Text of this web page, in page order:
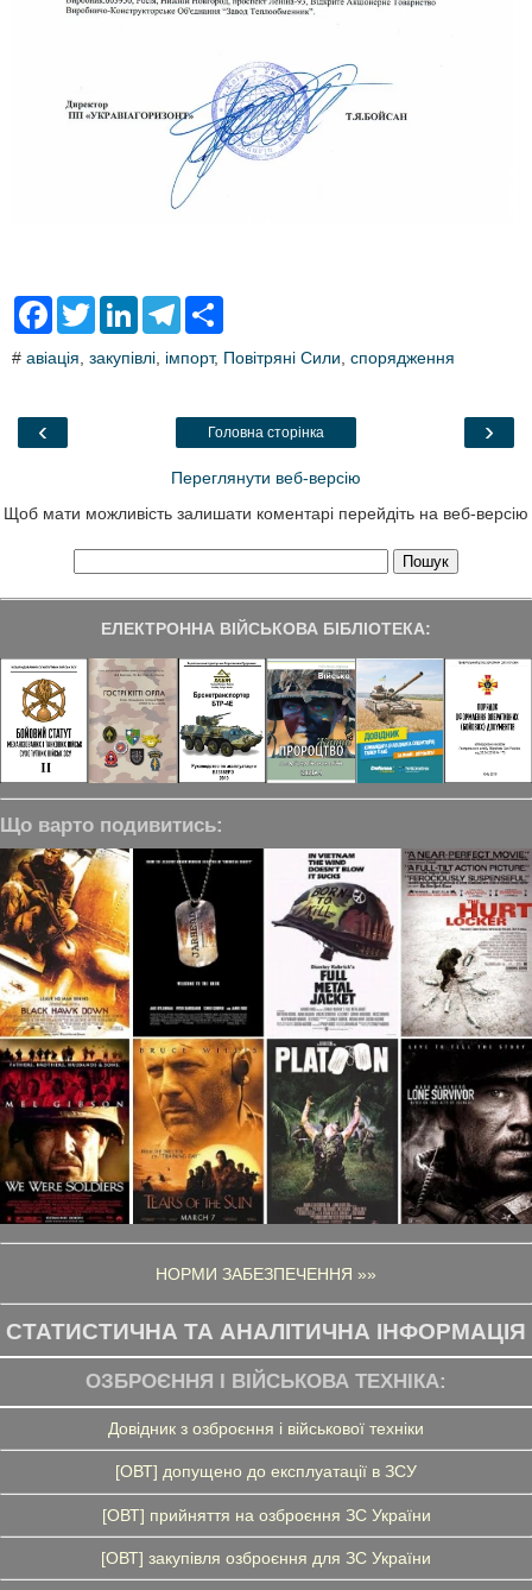
F
e
o
T
t
L
k
T
e
a
r
# авіація закупівлі імпорт, Повітряні Сили спорядження
‹ ›
Головна сторінка
Переглянути веб-версію
Щоб мати можливість залишати коментарі перейдіть на веб-версію
ЕЛЕКТРОННА ВІЙСЬКОВА БІБЛІОТЕКА:
Що варто подивитись:
НОРМИ ЗАБЕЗПЕЧЕННЯ »»
СТАТИСТИЧНА ТА АНАЛІТИЧНА ІНФОРМАЦІЯ
ОЗБРОЄННЯ І ВІЙСЬКОВА ТЕХНІКА:
Довідник з озброєння і військової техніки
[ОВТ] допущено до експлуатації в ЗСУ
[ОВТ] прийняття на озброєння ЗС України
[ОВТ] закупівля озброєння для ЗС України